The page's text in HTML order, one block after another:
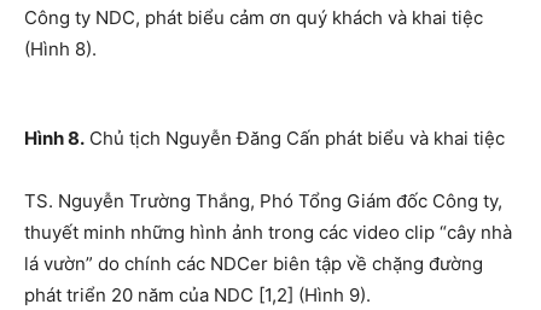
Công ty NDC, phát biểu cảm ơn quý khách và khai tiệc
(Hình 8).
Hình 8. Chủ tịch Nguyễn Đăng Cấn phát biểu và khai tiệc
TS. Nguyễn Trường Thắng, Phó Tổng Giám đốc Công ty,
thuyết minh những hình ảnh trong các video clip “cây nhà
lá vườn” do chính các NDCer biên tập về chặng đường
phát triển 20 năm của NDC [1,2] (Hình 9).